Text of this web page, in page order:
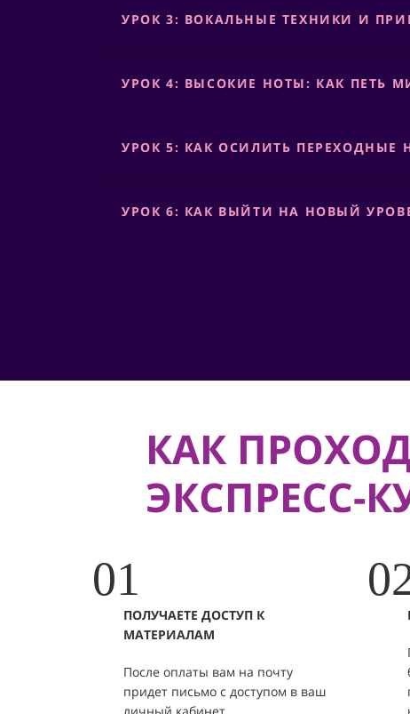
УРОК 3: ВОКАЛЬНЫЕ ТЕХНИКИ И
УРОК 4: ВЫСОКИЕ НОТЫ: КАК ПЕТЬ
УРОК 5: КАК ОСИЛИТЬ ПЕРЕХОДНЫЕ
УРОК 6: КАК ВЫЙТИ НА НОВЫЙ
КАК
ЭКСПРЕСС-
ПОЛУЧАЕТЕ ДОСТУП К
МАТЕРИАЛАМ
После оплаты вам на почту
придет письмо с доступом в ваш
личный кабинет
01